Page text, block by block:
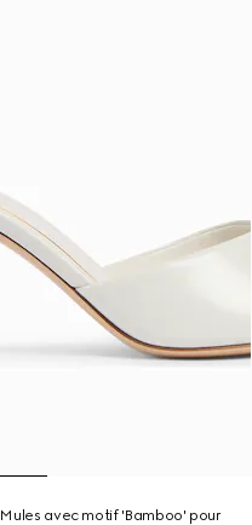
Mules avec motif 'Bamboo' pour